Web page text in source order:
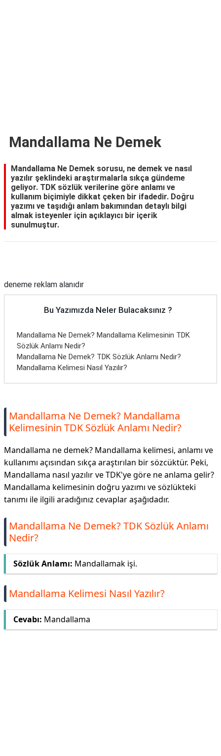
Mandallama Ne Demek
Mandallama Ne Demek sorusu, ne demek ve nasıl
yazılır şeklindeki araştırmalarla sıkça gündeme
geliyor. TDK sözlük verilerine göre anlamı ve
kullanım biçimiyle dikkat çeken bir ifadedir. Doğru
yazımı ve taşıdığı anlam bakımından detaylı bilgi
almak isteyenler için açıklayıcı bir içerik
sunulmuştur.
deneme reklam alanıdır
Bu Yazımızda Neler Bulacaksınız ?
Mandallama Ne Demek? Mandallama Kelimesinin TDK
Sözlük Anlamı Nedir?
Mandallama Ne Demek? TDK Sözlük Anlamı Nedir?
Mandallama Kelimesi Nasıl Yazılır?
Mandallama Ne Demek? Mandallama
Kelimesinin TDK Sözlük Anlamı Nedir?
Mandallama ne demek? Mandallama kelimesi, anlamı ve
kullanımı açısından sıkça araştırılan bir sözcüktür. Peki,
Mandallama nasıl yazılır ve TDK'ye göre ne anlama gelir?
Mandallama kelimesinin doğru yazımı ve sözlükteki
tanımı ile ilgili aradığınız cevaplar aşağıdadır.
Mandallama Ne Demek? TDK Sözlük Anlamı
Nedir?
Sözlük Anlamı: Mandallamak i̇şi.
Mandallama Kelimesi Nasıl Yazılır?
Cevabı: Mandallama